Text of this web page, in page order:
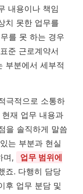
내용이나 책임
치 못한 업무를
를 못 하는 경우
준 근로계약서
부분에서 세부적
극적으로 소통하
재 업무 내용과
을 솔직하게 말씀
는 부분과 현실
며,
업무 범위에
죠. 다행히 담당
후 업무 분담 및